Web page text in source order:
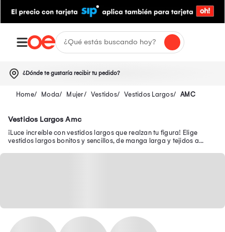
¿Dónde te gustaría recibir tu pedido?
Moda Mujer Vestidos Vestidos Largos AMC
Vestidos Largos Amc
¡Luce increíble con vestidos largos que realzan tu figura! Elige
vestidos largos bonitos y sencillos, de manga larga y tejidos a